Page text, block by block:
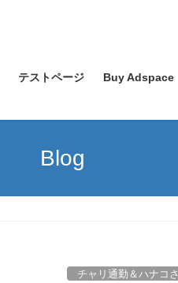
テストページ Buy Adspace
Blog
チャリ通勤＆ハナコ